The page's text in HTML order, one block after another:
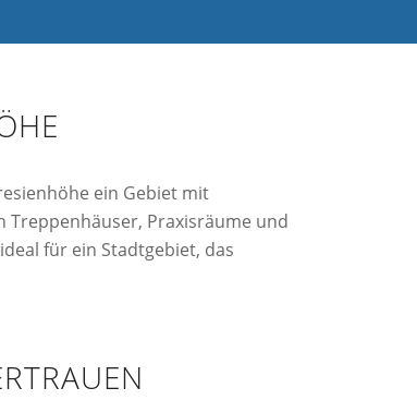
ein Gebiet mit
Praxisräume und
für ein Stadtgebiet, das